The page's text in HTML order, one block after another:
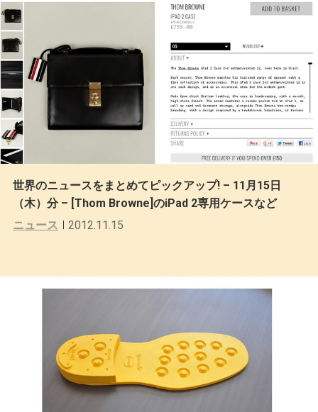
世界のニュースをまとめてピックアップ! – 11月15日
（木）分 – [Thom Browne]のiPad 2専用ケースなど
ニュース
2012.11.15